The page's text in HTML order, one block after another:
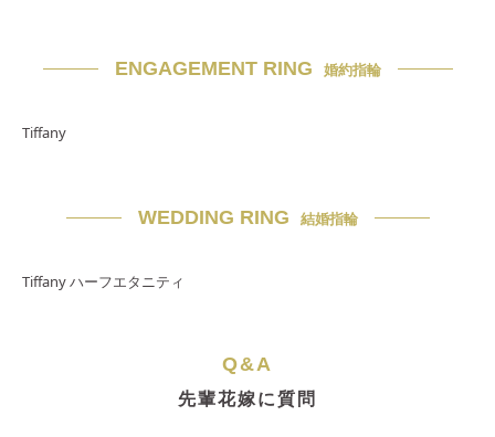
ENGAGEMENT RING 婚約指輪
Tiffany
WEDDING RING 結婚指輪
Tiffany ハーフエタニティ
Q&A
先輩花嫁に質問